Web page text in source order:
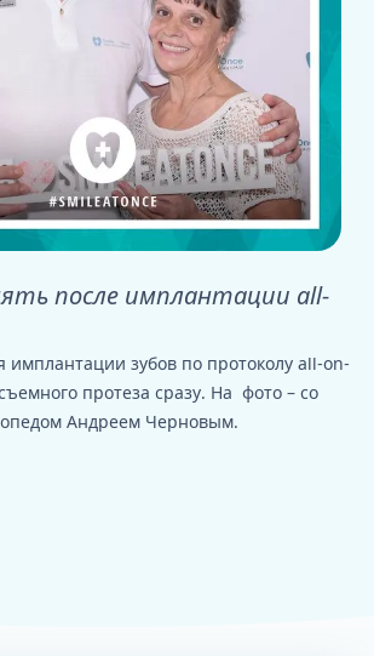
после имплантации all-
имплантации зубов по протоколу all-on-
протеза сразу. На фото – со
Андреем Черновым.